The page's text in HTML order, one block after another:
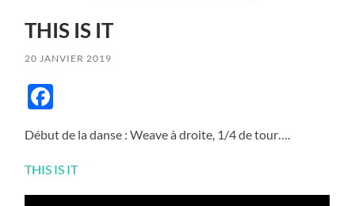
THIS IS IT
20 JANVIER 2019
Début de la danse : Weave à droite, 1/4 de tour….
THIS IS IT